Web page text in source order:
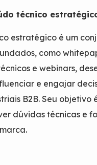
técnico
estratégico é um
como
e webinars,
e engajar
B2B. Seu objetivo
dúvidas técnicas e